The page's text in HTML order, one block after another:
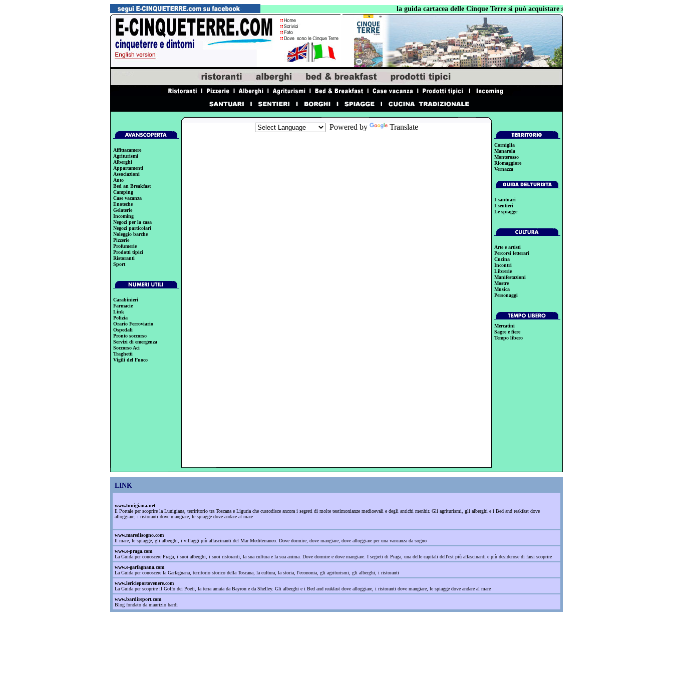
la guida cartacea delle Cinque Terre si può acquistare sul sito
Affittacamere
Agriturismi
Alberghi
Appartamenti
Associazioni
Auto
Bed an Breakfast
Camping
Case vacanza
Enoteche
Gelaterie
Incoming
Negozi per la casa
Negozi particolari
Noleggio barche
Pizzerie
Profumerie
Prodotti tipici
Ristoranti
Sport
Carabinieri
Farmacie
Link
Polizia
Orario Ferroviario
Ospedali
Pronto soccorso
Servizi di emergenza
Soccorso Aci
Traghetti
Vigili del Fuoco
Powered by Translate
Corniglia
Manarola
Monterosso
Riomaggiore
Vernazza
I santuari
I sentieri
Le spiagge
Arte e artisti
Percorsi letterari
Cucina
Incontri
Librerie
Manifestazioni
Mostre
Musica
Personaggi
Mercatini
Sagre e fiere
Tempo libero
LINK
www.lunigiana.net
Il Portale per scoprire la Lunigiana, terriritorio tra Toscana e Liguria che custodisce ancora i segreti di molte testimonianze medioevali e degli antichi menhir. Gli agriturismi, gli alberghi e i Bed and reakfast dove
alloggiare, i ristoranti dove mangiare, le spiagge dove andare al mare
www.maredisogno.com
Il mare, le spiagge, gli alberghi, i villaggi più affascinanti del Mar Mediterraneo. Dove dormire, dove mangiare, dove alloggiare per una vancanza da sogno
www.e-praga.com
La Guida per conoscere Praga, i suoi alberghi, i suoi ristoranti, la sua cultura e la sua anima. Dove dormire e dove mangiare. I segreti di Praga, una delle capitali dell'est più affascinanti e più desiderose di farsi scoprire
www.e-garfagnana.com
La Guida per conoscere la Garfagnana, territorio storico della Toscana, la cultura, la storia, l'econonia, gli agriturismi, gli alberghi, i ristoranti
www.lericieportovenere.com
La Guida per scoprire il Golfo dei Poeti, la terra amata da Bayron e da Shelley. Gli alberghi e i Bed and reakfast dove alloggiare, i ristoranti dove mangiare, le spiagge dove andare al mare
www.bardireport.com
Blog fondato da maurizio bardi